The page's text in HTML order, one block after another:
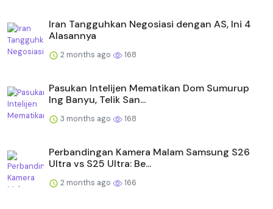
Iran Tangguhkan Negosiasi dengan AS, Ini 4
Alasannya
2 months ago 168
Pasukan Intelijen Mematikan Dom Sumurup
Ing Banyu, Telik San...
3 months ago 168
Perbandingan Kamera Malam Samsung S26
Ultra vs S25 Ultra: Be...
2 months ago 166